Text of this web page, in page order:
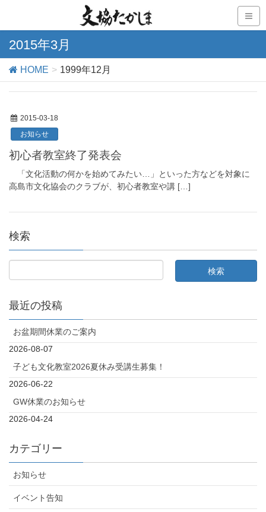
2015年3月
HOME 1999年12月
2015-03-18
お知らせ
初心者教室終了発表会
「文化活動の何かを始めてみたい…」といった方などを対象に
高島市文化協会のクラブが、初心者教室や講 […]
検索
最近の投稿
お盆期間休業のご案内
2026-08-07
子ども文化教室2026夏休み受講生募集！
2026-06-22
GW休業のお知らせ
2026-04-24
カテゴリー
お知らせ
イベント告知